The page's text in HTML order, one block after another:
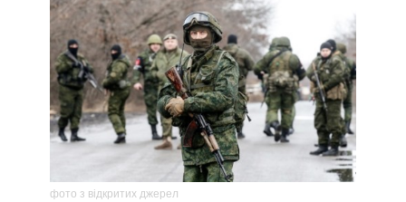
фото з відкритих джерел